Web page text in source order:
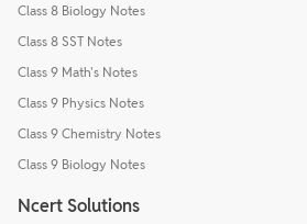
Class 8 Biology Notes
Class 8 SST Notes
Class 9 Math's Notes
Class 9 Physics Notes
Class 9 Chemistry Notes
Class 9 Biology Notes
Ncert Solutions